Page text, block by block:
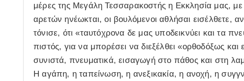
μέρες της Μεγάλη Τεσσαρακοστής η Εκκλησία μας, με
αρετών ηνέωκται, οι βουλόμενοι αθλήσαι εισέλθετε,
τόνισε, ότι «ταυτόχρονα δε μας υποδεικνύει και τα
πιστός, για να μπορέσει να διεξέλθει «ορθοδόξως
συνιστά, πνευματικά, εισαγωγή στο πάθος και στη
Η αγάπη, η ταπείνωση, η ανεξικακία, η ανοχή, η